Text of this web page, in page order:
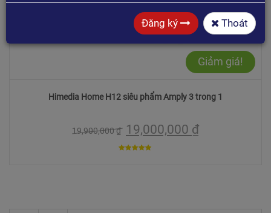
Giảm giá!
Himedia Home H12 siêu phẩm Amply 3 trong 1
19,900,000₫ 19,000,000 ₫
Đăng ký Thoát